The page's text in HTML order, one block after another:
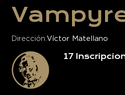
Dirección Víctor Matellano
17